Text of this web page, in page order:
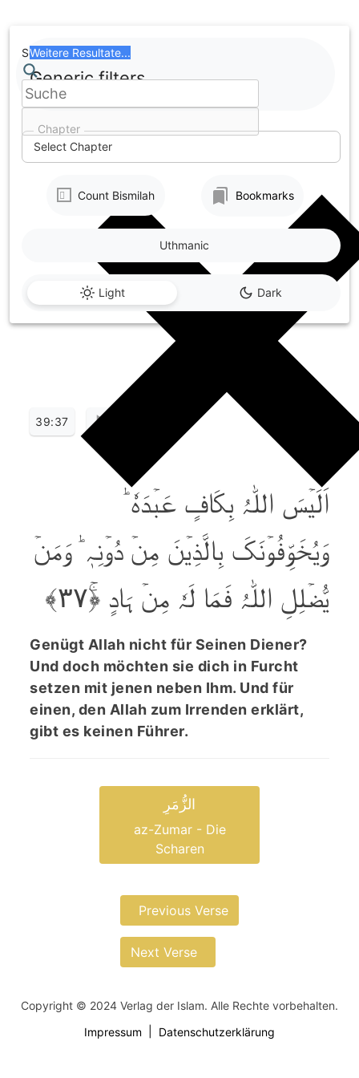
to
content
Chapter
Select Chapter
Search
Weitere Resultate...
Generic filters
Count Bismilah Bookmarks
Light Dark
Uthmanic
39:37
اَلَیۡسَ اللّٰہُ بِکَافٍ عَبۡدَہٗ ؕ
وَیُخَوِّفُوۡنَکَ بِالَّذِیۡنَ مِنۡ دُوۡنِہٖ ؕ وَمَنۡ
یُّضۡلِلِ اللّٰہُ فَمَا لَہٗ مِنۡ ہَادٍ ﴿ۚ۳۷﴾
Genügt Allah nicht für Seinen Diener?
Und doch möchten sie dich in Furcht
setzen mit jenen neben Ihm. Und für
einen, den Allah zum Irrenden erklärt,
gibt es keinen Führer.
الزُّمَرِ
az-Zumar - Die
Scharen
Previous Verse
Next Verse
Copyright © 2024 Verlag der Islam. Alle Rechte vorbehalten.
Impressum
Datenschutzerklärung